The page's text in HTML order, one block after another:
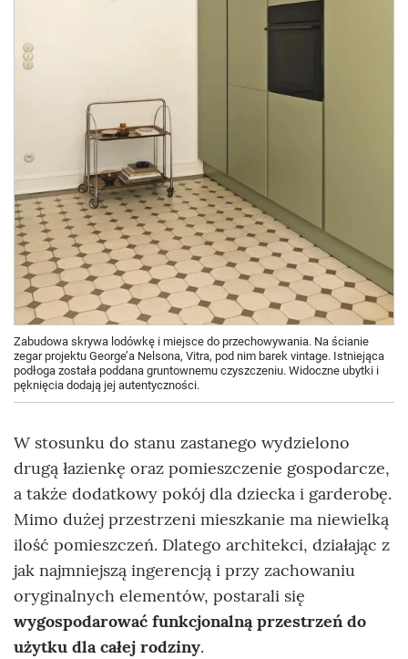
Zabudowa skrywa lodówkę i miejsce do przechowywania. Na ścianie
zegar projektu George’a Nelsona, Vitra, pod nim barek vintage. Istniejąca
podłoga została poddana gruntownemu czyszczeniu. Widoczne ubytki i
pęknięcia dodają jej autentyczności.
W stosunku do stanu zastanego wydzielono
drugą łazienkę oraz pomieszczenie gospodarcze,
a także dodatkowy pokój dla dziecka i garderobę.
Mimo dużej przestrzeni mieszkanie ma niewielką
ilość pomieszczeń. Dlatego architekci, działając z
jak najmniejszą ingerencją i przy zachowaniu
oryginalnych elementów, postarali się
wygospodarować funkcjonalną przestrzeń do
użytku dla całej rodziny.